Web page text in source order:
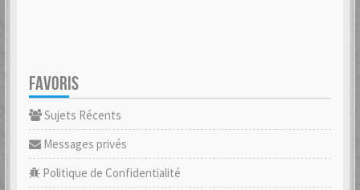
FAVORIS
Sujets Récents
Messages privés
Politique de Confidentialité